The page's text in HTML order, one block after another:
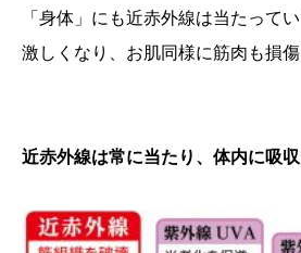
「身体」にも近赤外線は当たって
激しくなり、お肌同様に筋肉も損傷
近赤外線は常に当たり、体内に吸収